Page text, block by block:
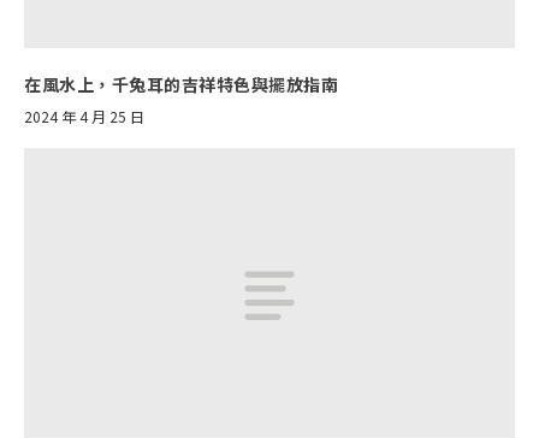
在風水上，千兔耳的吉祥特色與擺放指南
2024 年 4 月 25 日